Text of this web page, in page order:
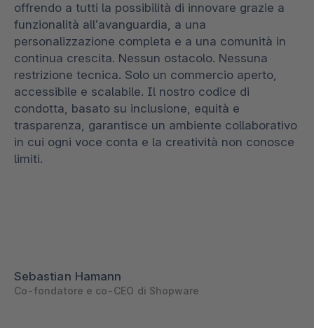
offrendo a tutti la possibilità di innovare grazie a
funzionalità all’avanguardia, a una
personalizzazione completa e a una comunità in
continua crescita. Nessun ostacolo. Nessuna
restrizione tecnica. Solo un commercio aperto,
accessibile e scalabile. Il nostro codice di
condotta, basato su inclusione, equità e
trasparenza, garantisce un ambiente collaborativo
in cui ogni voce conta e la creatività non conosce
limiti.
Sebastian Hamann
Co-fondatore e co-CEO di Shopware